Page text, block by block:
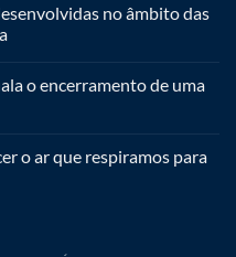
no âmbito das
o encerramento de uma
o ar que respiramos para